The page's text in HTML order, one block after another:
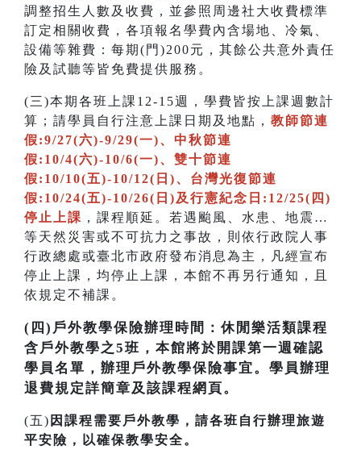
調整招生人數及收費，並參照周邊社大收費標準
訂定相關收費，各項報名學費內含場地、冷氣、
設備等雜費：每期(門)200元，其餘公共意外責任
險及試聽等皆免費提供服務。
(三)本期各班上課12-15週，學費皆按上課週數計
算；請學員自行注意上課日期及地點， 教師節連
假:9/27(六)-9/29(一)、中秋節連
假:10/4(六)-10/6(一)、雙十節連
假:10/10(五)-10/12(日)、台灣光復節連
假:10/24(五)-10/26(日)及行憲紀念日:12/25(四)
停止上課 ，課程順延。若遇颱風、水患、地震…
等天然災害或不可抗力之事故，則依行政院人事
行政總處或臺北市政府發布消息為主，凡經宣布
停止上課，均停止上課，本館不再另行通知，且
依規定不補課。
(四)戶外教學保險辦理時間：休閒樂活類課程
含戶外教學之5班，本館將於開課第一週確認
學員名單，辦理戶外教學保險事宜。學員辦理
退費規定詳簡章及該課程網頁。
(五) 因課程需要戶外教學，請各班自行辦理旅遊
平安險，以確保教學安全。